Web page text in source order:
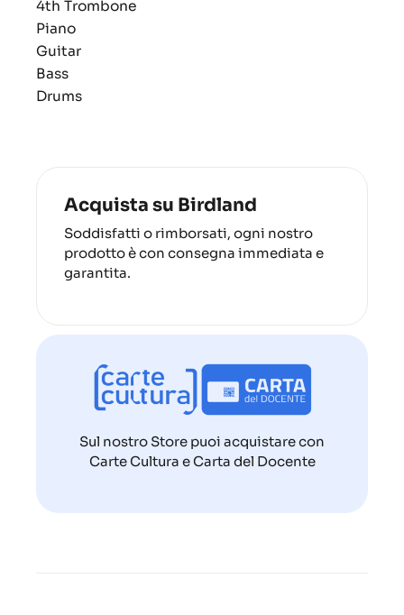
4th Trombone
Piano
Guitar
Bass
Drums
Acquista su Birdland
Soddisfatti o rimborsati, ogni nostro
prodotto è con consegna immediata e
garantita.
Sul nostro Store puoi acquistare con
Carte Cultura e Carta del Docente